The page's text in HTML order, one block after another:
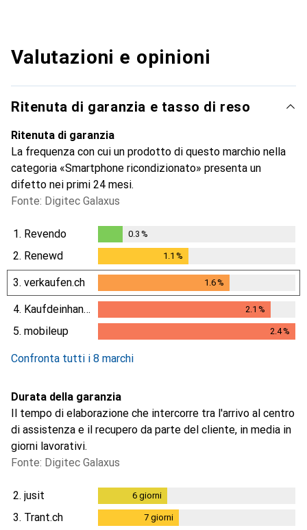
Valutazioni e opinioni
Ritenuta di garanzia e tasso di reso
Ritenuta di garanzia
La frequenza con cui un prodotto di questo marchio nella
categoria «Smartphone ricondizionato» presenta un
difetto nei primi 24 mesi.
Fonte: Digitec Galaxus
1. Revendo
0.3%
0.3 %
2. Renewd 1.1 %
3. verkaufen.ch 1.6%
4. Kaufdeinhandy.ch 2.1 %
2.1%
5. mobileup 2.4%
Confronta tutti i 8 marchi
Durata della garanzia
Il tempo di elaborazione che intercorre tra l'arrivo al centro
di assistenza e il recupero da parte del cliente, in media in
giorni lavorativi.
Fonte: Digitec Galaxus
2. jusit 6 giorni
3. Trant.ch 7 giorni